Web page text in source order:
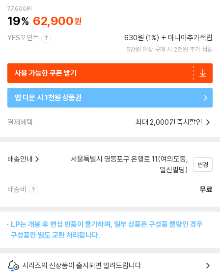
77,600원
19 62,900
YES포인트 630원 (1%) 마니아추가적립
5만원 이상 구매 시 2천원 추가 적립
사용 가능한 쿠폰 받기
앱 다운 시 1천원 상품권
결제혜택 최대 2,000원 즉시할인
배송안내
서울특별시 영등포구 은행로 11(여의도동,
일신빌딩)
변경
배송비 무료
LP는 개봉 후 변심 반품이 불가하며, 일부 상품은 구성품 불량인 경우
구성품만 별도 교환 처리됩니다.
시리즈의 신상품이 출시되면 알려드립니다.